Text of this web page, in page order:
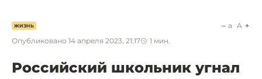
ЖИЗНЬ
Опубликовано 14 апреля 2023, 21:17 1 мин.
a A
Российский школьник угнал